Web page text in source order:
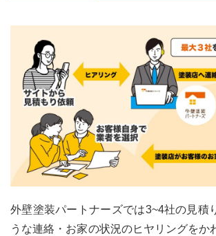
外壁塗装パートナーズでは3~4社の見積
うな連絡・お家の状況のヒヤリングをか